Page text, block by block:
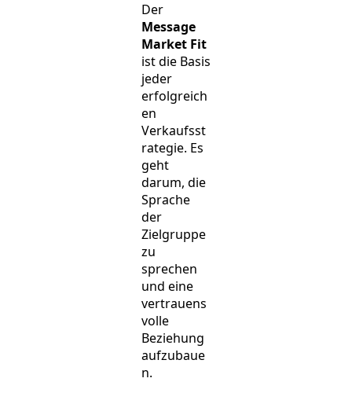
Der
Message
Market Fit
ist die Basis
jeder
erfolgreich
en
Verkaufsst
rategie. Es
geht
darum, die
Sprache
der
Zielgruppe
zu
sprechen
und eine
vertrauens
volle
Beziehung
aufzubaue
n.